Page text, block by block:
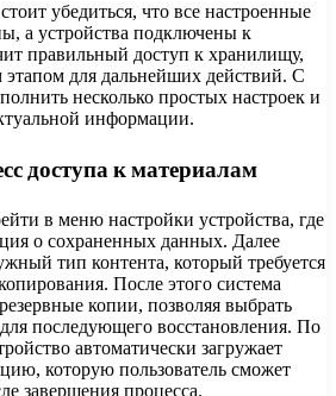
убедиться, что все настроенные
а устройства подключены к
правильный доступ к хранилищу,
этапом для дальнейших действий. С
несколько простых настроек и
информации.
доступа к материалам
в меню настройки устройства, где
о сохраненных данных. Далее
тип контента, который требуется
После этого система
копии, позволяя выбрать
последующего восстановления. По
автоматически загружает
которую пользователь сможет
завершения процесса.